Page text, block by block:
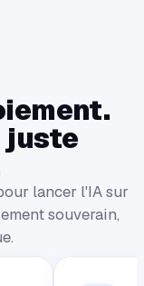
juste
lancer l'IA sur
souverain,